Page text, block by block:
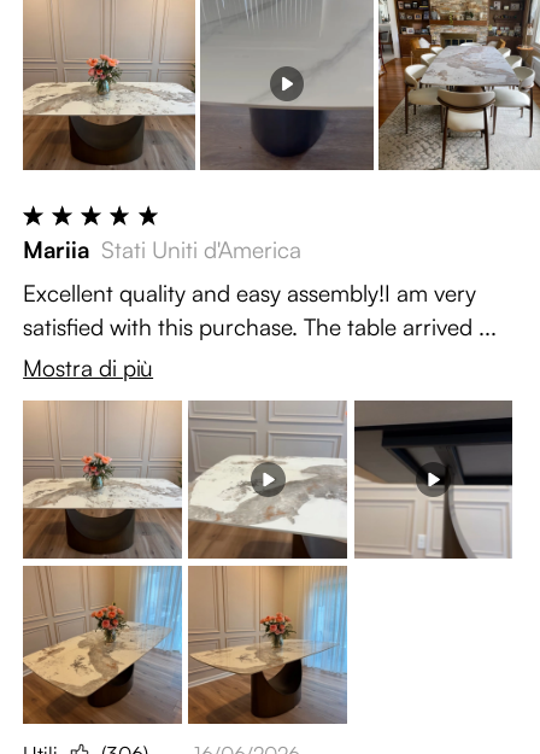
Mariia Stati Uniti d'America
Excellent quality and easy assembly!I am very
satisfied with this purchase. The table arrived ...
Mostra di più